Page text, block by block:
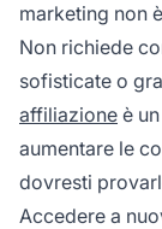
marketing non
Non richiede
sofisticate o
affiliazione è
aumentare le
dovresti
Accedere a